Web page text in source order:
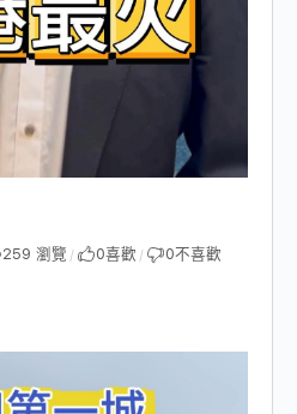
259 瀏覽 / 0喜歡 / 0不喜歡